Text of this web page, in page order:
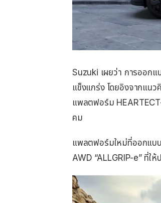
Suzuki เผยว่า การออกแ
แข็งแกร่ง โดยอิงจากแน
แพลตฟอร์ม
คม
แพลตฟอร์มใหม่ที่ออกแบบ
AWD “ALLGRIP-e” ที่ใ